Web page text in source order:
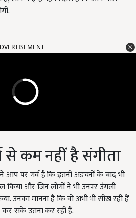
से कम नहीं है संगीता
आप पर गर्व है कि इतनी अड़चनों के बाद भी
किया और जिन लोगों ने भी उनपर उंगली
उनका मानना है कि वो अभी भी सीख रही हैं
सके उतना कर रही हैं.